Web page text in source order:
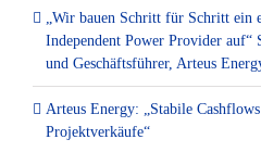
„Wir bauen Schritt für Schritt ein
Independent Power Provider auf“
und Geschäftsführer, Arteus
Arteus Energy: „Stabile
Projektverkäufe“